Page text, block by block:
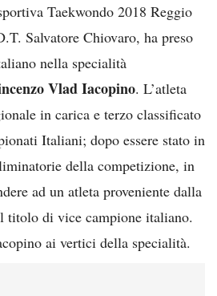
Taekwondo 2018 Reggio
Salvatore Chiovaro, ha preso
nella specialità
Vlad Iacopino. L’atleta
in carica e terzo classificato
Italiani; dopo essere stato in
della competizione, in
ad un atleta proveniente dalla
titolo di vice campione italiano.
ai vertici della specialità.